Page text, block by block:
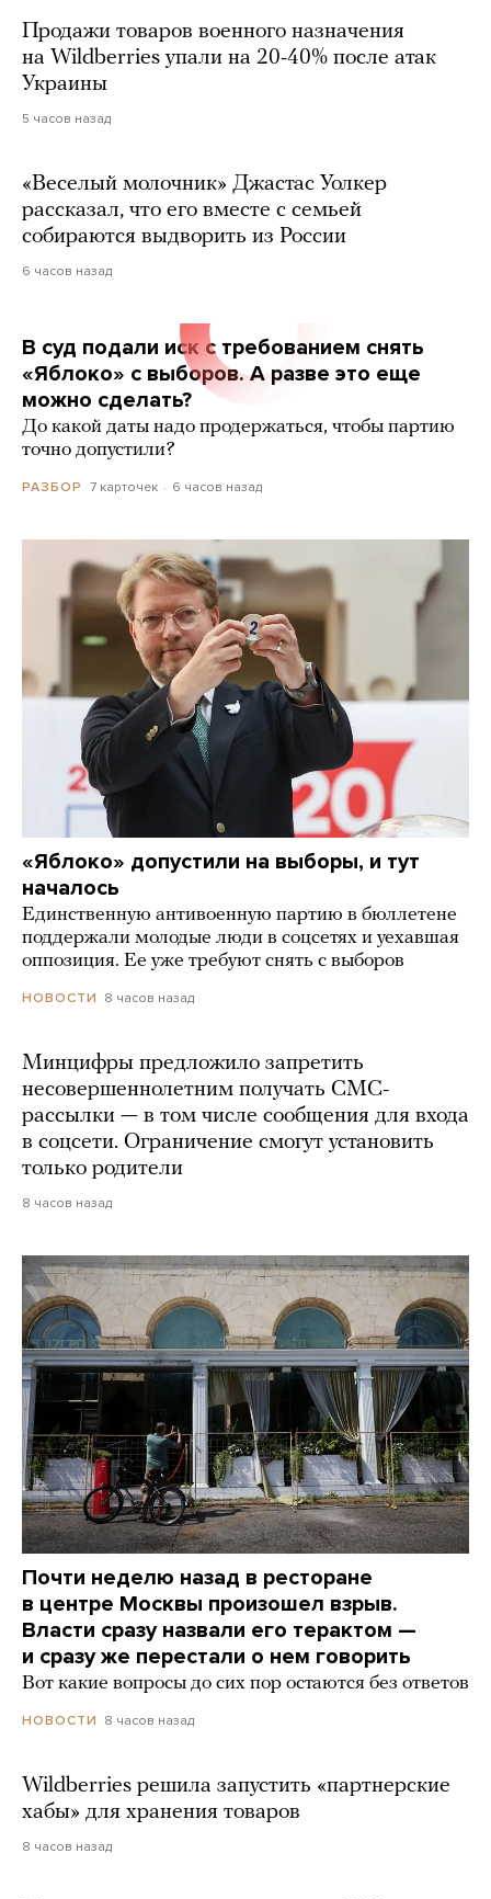
Продажи товаров военного назначения
на Wildberries упали на 20-40% после атак
Украины
5 часов назад
«Веселый молочник» Джастас Уолкер
рассказал, что его вместе с семьей
собираются выдворить из России
6 часов назад
В суд подали иск с требованием снять
«Яблоко» с выборов. А разве это еще
можно сделать?
До какой даты надо продержаться, чтобы партию
точно допустили?
РАЗБОР 7 карточек 6 часов назад
«Яблоко» допустили на выборы, и тут
началось
Единственную антивоенную партию в бюллетене
поддержали молодые люди в соцсетях и уехавшая
оппозиция. Ее уже требуют снять с выборов
НОВОСТИ 8 часов назад
Минцифры предложило запретить
несовершеннолетним получать СМС-
рассылки — в том числе сообщения для входа
в соцсети. Ограничение смогут установить
только родители
8 часов назад
Почти неделю назад в ресторане
в центре Москвы произошел взрыв.
Власти сразу назвали его терактом —
и сразу же перестали о нем говорить
Вот какие вопросы до сих пор остаются без ответов
НОВОСТИ 8 часов назад
Wildberries решила запустить «партнерские
хабы» для хранения товаров
8 часов назад